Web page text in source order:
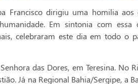
Francisco dirigiu uma homilia aos
Em sintonia com essa
celebraram este dia em todo o
das Dores, em Teresina. No
Já na Regional Bahia/Sergipe, a